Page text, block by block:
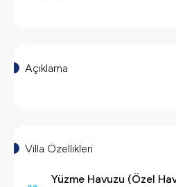
Açıklama
Villa Özellikleri
Yüzme Havuzu (Özel